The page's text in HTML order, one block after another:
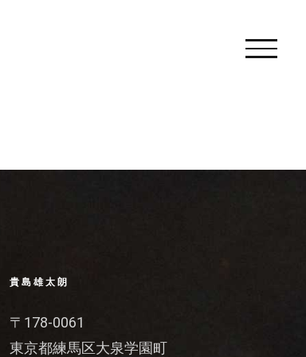
貴島雄太朗
〒178-0061
東京都練馬区大泉学園町